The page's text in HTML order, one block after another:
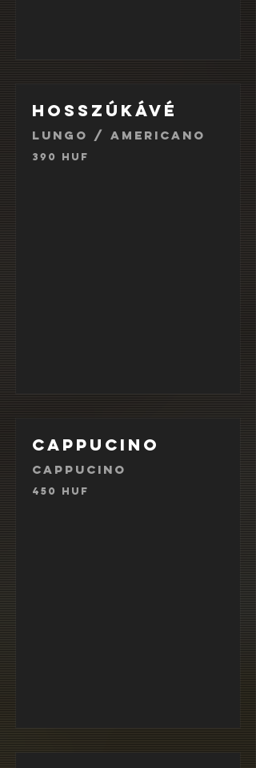
Hosszúkávé
Lungo / Americano
390 HUF
Cappucino
Cappucino
450 HUF